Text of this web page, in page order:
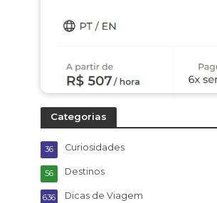
Categorias
Curiosidades
36
Destinos
56
Dicas de Viagem
636